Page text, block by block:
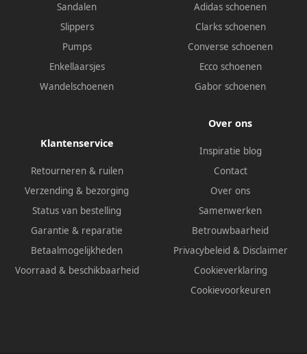
Sandalen
Slippers
Pumps
Enkellaarsjes
Wandelschoenen
Adidas schoenen
Clarks schoenen
Converse schoenen
Ecco schoenen
Gabor schoenen
Klantenservice
Retourneren & ruilen
Verzending & bezorging
Status van bestelling
Garantie & reparatie
Betaalmogelijkheden
Voorraad & beschikbaarheid
Over ons
Inspiratie blog
Contact
Over ons
Samenwerken
Betrouwbaarheid
Privacybeleid & Disclaimer
Cookieverklaring
Cookievoorkeuren